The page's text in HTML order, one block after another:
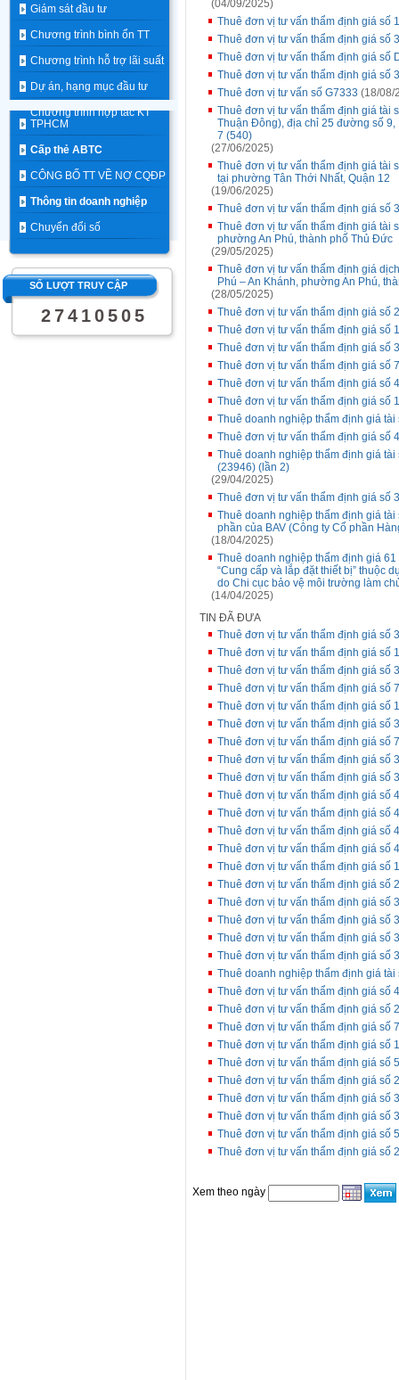
Giám sát đầu tư
Chương trình bình ổn TT
Chương trình hỗ trợ lãi suất
Dự án, hạng mục đầu tư
Chương trình hợp tác KT
TPHCM
Cấp thẻ ABTC
CÔNG BỐ TT VỀ NỢ CQĐP
Thông tin doanh nghiệp
Chuyển đổi số
SỐ LƯỢT TRUY CẬP
2 7 4 1 0 5 0 5
(04/09/2025)
Thuê đơn vị tư vấn thẩm định giá số
Thuê đơn vị tư vấn thẩm định giá số
Thuê đơn vị tư vấn thẩm định giá số
Thuê đơn vị tư vấn thẩm định giá số
Thuê đơn vị tư vấn số G7333 (18/08/
Thuê đơn vị tư vấn thẩm định giá tài
Thuận Đông), địa chỉ 25 đường số
7 (540)
(27/06/2025)
Thuê đơn vị tư vấn thẩm định giá tài
tại phường Tân Thới Nhất, Quận 12
(19/06/2025)
Thuê đơn vị tư vấn thẩm định giá số
Thuê đơn vị tư vấn thẩm định giá tài
phường An Phú, thành phố Thủ Đức
(29/05/2025)
Thuê đơn vị tư vấn thẩm định giá
Phú – An Khánh, phường An Phú,
(28/05/2025)
Thuê đơn vị tư vấn thẩm định giá số
Thuê đơn vị tư vấn thẩm định giá số
Thuê đơn vị tư vấn thẩm định giá số
Thuê đơn vị tư vấn thẩm định giá số
Thuê đơn vị tư vấn thẩm định giá số
Thuê đơn vị tư vấn thẩm định giá số
Thuê doanh nghiệp thẩm định giá
Thuê đơn vị tư vấn thẩm định giá số
Thuê doanh nghiệp thẩm định giá
(23946) (lần 2)
(29/04/2025)
Thuê đơn vị tư vấn thẩm định giá số
Thuê doanh nghiệp thẩm định giá
phần của BAV (Công ty Cổ phần
(18/04/2025)
Thuê doanh nghiệp thẩm định giá
“Cung cấp và lắp đặt thiết bị” thuộc
do Chi cục bảo vệ môi trường làm
(14/04/2025)
TIN ĐÃ ĐƯA
Thuê đơn vị tư vấn thẩm định giá số
Thuê đơn vị tư vấn thẩm định giá số
Thuê đơn vị tư vấn thẩm định giá số
Thuê đơn vị tư vấn thẩm định giá số
Thuê đơn vị tư vấn thẩm định giá số
Thuê đơn vị tư vấn thẩm định giá số
Thuê đơn vị tư vấn thẩm định giá số
Thuê đơn vị tư vấn thẩm định giá số
Thuê đơn vị tư vấn thẩm định giá số
Thuê đơn vị tư vấn thẩm định giá số
Thuê đơn vị tư vấn thẩm định giá số
Thuê đơn vị tư vấn thẩm định giá số
Thuê đơn vị tư vấn thẩm định giá số
Thuê đơn vị tư vấn thẩm định giá số
Thuê đơn vị tư vấn thẩm định giá số
Thuê đơn vị tư vấn thẩm định giá số
Thuê đơn vị tư vấn thẩm định giá số
Thuê đơn vị tư vấn thẩm định giá số
Thuê đơn vị tư vấn thẩm định giá số
Thuê doanh nghiệp thẩm định giá
Thuê đơn vị tư vấn thẩm định giá số
Thuê đơn vị tư vấn thẩm định giá số
Thuê đơn vị tư vấn thẩm định giá số
Thuê đơn vị tư vấn thẩm định giá số
Thuê đơn vị tư vấn thẩm định giá số
Thuê đơn vị tư vấn thẩm định giá số
Thuê đơn vị tư vấn thẩm định giá số
Thuê đơn vị tư vấn thẩm định giá số
Thuê đơn vị tư vấn thẩm định giá số
Thuê đơn vị tư vấn thẩm định giá số
Xem theo ngày